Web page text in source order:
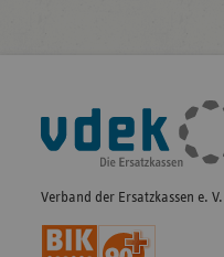
Fußleisten-
Navigation
Verband der Ersatzkassen e.